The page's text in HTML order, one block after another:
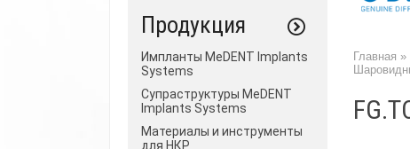
Продукция
Импланты MeDENT Implants
Systems
Супраструктуры MeDENT
Implants Systems
Материалы и инструменты
для НКР
Главная »